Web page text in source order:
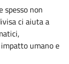
spesso non
ci aiuta a
umano e